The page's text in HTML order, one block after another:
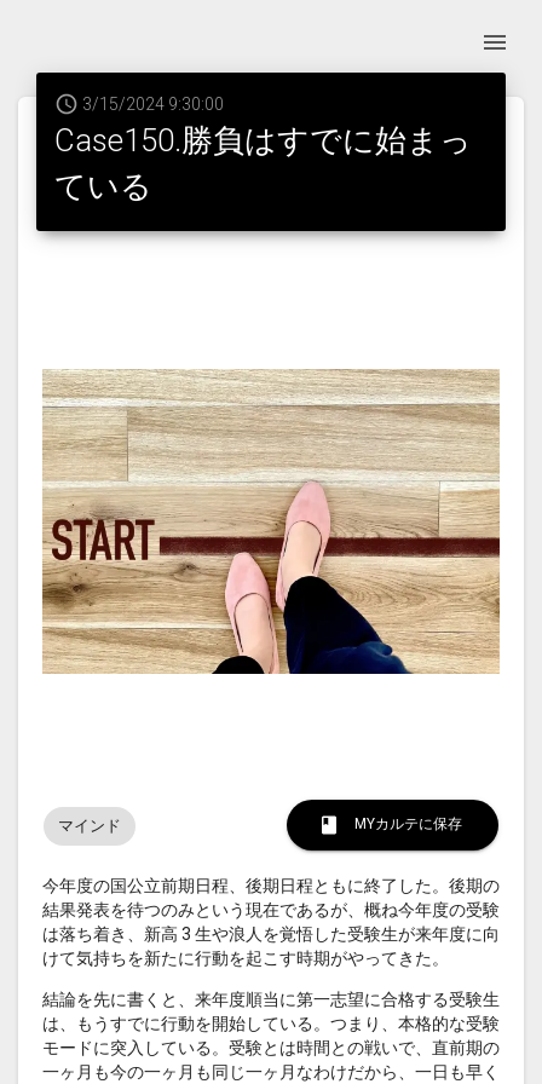
3/15/2024 9:30:00
Case150.勝負はすでに始まっ
ている
マインド MYカルテに保存
今年度の国公立前期日程、後期日程ともに終了した。後期の
結果発表を待つのみという現在であるが、概ね今年度の受験
は落ち着き、新高 3 生や浪人を覚悟した受験生が来年度に向
けて気持ちを新たに行動を起こす時期がやってきた。
結論を先に書くと、来年度順当に第一志望に合格する受験生
は、もうすでに行動を開始している。つまり、本格的な受験
モードに突入している。受験とは時間との戦いで、直前期の
一ヶ月も今の一ヶ月も同じ一ヶ月なわけだから、一日も早く